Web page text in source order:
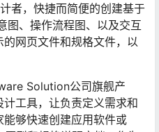
者，快捷而简便的创建基于
图、操作流程图、以及交互
网页文件和规格文件，以
Solution公司旗舰产
工具，让负责定义需求和
够快速创建应用软件或